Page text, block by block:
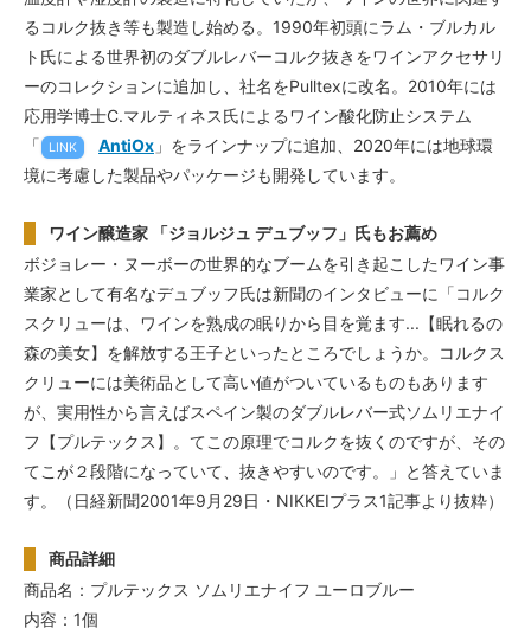
るコルク抜き等も製造し始める。1990年初頭にラム・ブルカル
ト氏による世界初のダブルレバーコルク抜きをワインアクセサリ
ーのコレクションに追加し、社名をPulltexに改名。2010年には
応用学博士C.マルティネス氏によるワイン酸化防止システム
「
LINK AntiOx 」をラインナップに追加、2020年には地球環
境に考慮した製品やパッケージも開発しています。
ワイン醸造家 「ジョルジュ デュブッフ」氏もお薦め
ボジョレー・ヌーボーの世界的なブームを引き起こしたワイン事
業家として有名なデュブッフ氏は新聞のインタビューに「コルク
スクリューは、ワインを熟成の眠りから目を覚ます...【眠れるの
森の美女】を解放する王子といったところでしょうか。コルクス
クリューには美術品として高い値がついているものもあります
が、実用性から言えばスペイン製のダブルレバー式ソムリエナイ
フ【プルテックス】。てこの原理でコルクを抜くのですが、その
てこが２段階になっていて、抜きやすいのです。」と答えていま
す。（日経新聞2001年9月29日・NIKKEIプラス1記事より抜粋）
商品詳細
商品名：プルテックス ソムリエナイフ ユーロブルー
内容：1個